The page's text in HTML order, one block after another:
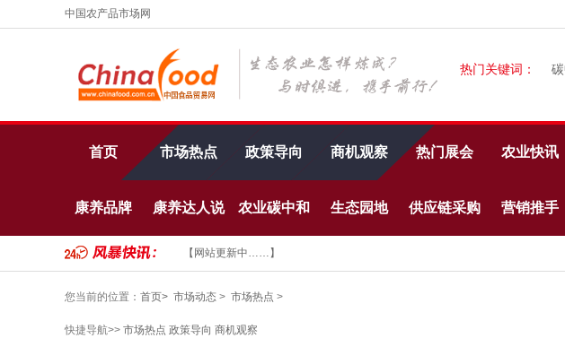
中国农产品市场网
热门关键词：
首页 市场热点 政策导向 商机观察 热门展会 农业快讯
康养品牌 康养达人说 农业碳中和 生态园地 供应链采购 营销推手
【网站更新中……】
您当前的位置： 首页> 市场动态 > 市场热点 >
快捷导航>> 市场热点 政策导向 商机观察